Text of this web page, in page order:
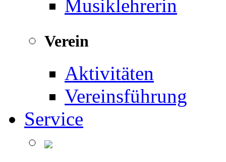
Musiklehrerin
Verein
Aktivitäten
Vereinsführung
Service